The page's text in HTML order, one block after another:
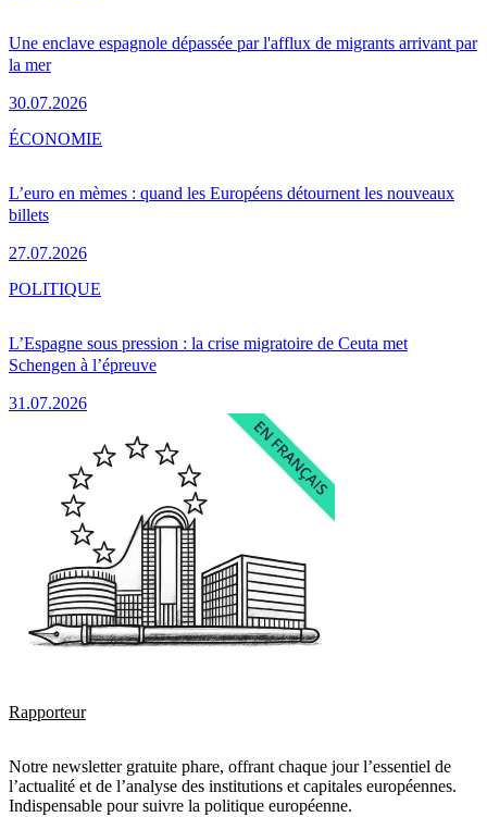
Une enclave espagnole dépassée par l'afflux de migrants arrivant par
la mer
30.07.2026
L’euro en mèmes : quand les Européens détournent les nouveaux
billets
27.07.2026
ÉCONOMIE
L’Espagne sous pression : la crise migratoire de Ceuta met
Schengen à l’épreuve
31.07.2026
POLITIQUE
Rapporteur
Notre newsletter gratuite phare, offrant chaque jour l’essentiel de
l’actualité et de l’analyse des institutions et capitales européennes.
Indispensable pour suivre la politique européenne.